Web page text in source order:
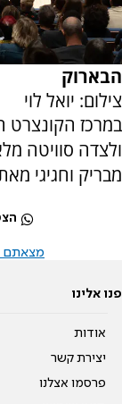
הבארוק
צילום: יואל לוי
במרכז
ולצדה סוויטה
מבריק וחגיגי
מצאתם
פנו אלינו
אודות
יצירת קשר
פרסמו אצלנו